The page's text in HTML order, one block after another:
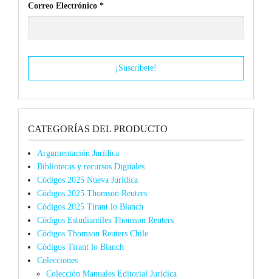
Correo Electrónico *
CATEGORÍAS DEL PRODUCTO
Argumentación Jurídica
Bibliotecas y recursos Digitales
Códigos 2025 Nueva Jurídica
Códigos 2025 Thomson Reuters
Códigos 2025 Tirant lo Blanch
Códigos Estudiantiles Thomson Reuters
Códigos Thomson Reuters Chile
Códigos Tirant lo Blanch
Colecciones
Colección Manuales Editorial Jurídica